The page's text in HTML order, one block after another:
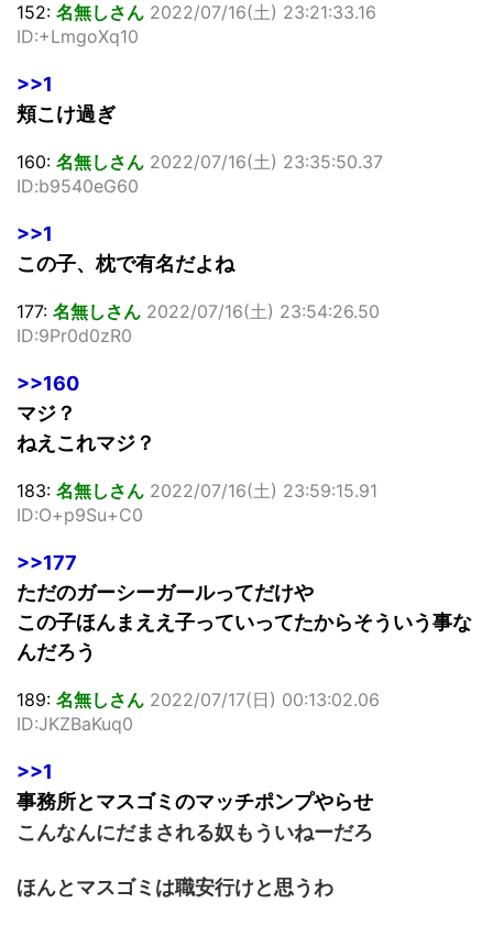
152: 名無しさん 2022/07/16(土) 23:21:33.16
ID:+LmgoXq10
>>1
頬こけ過ぎ
160: 名無しさん 2022/07/16(土) 23:35:50.37
ID:b9540eG60
>>1
この子、枕で有名だよね
177: 名無しさん 2022/07/16(土) 23:54:26.50
ID:9Pr0d0zR0
>>160
マジ？
ねえこれマジ？
183: 名無しさん 2022/07/16(土) 23:59:15.91
ID:O+p9Su+C0
>>177
ただのガーシーガールってだけや
この子ほんまええ子っていってたからそういう事な
んだろう
189: 名無しさん 2022/07/17(日) 00:13:02.06
ID:JKZBaKuq0
>>1
事務所とマスゴミのマッチポンプやらせ
こんなんにだまされる奴もういねーだろ
ほんとマスゴミは職安行けと思うわ